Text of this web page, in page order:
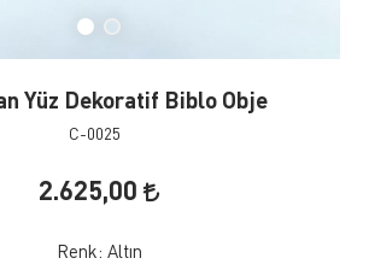
Yüz Dekoratif Biblo Obje
C-0025
2.625,00
Renk: Altın